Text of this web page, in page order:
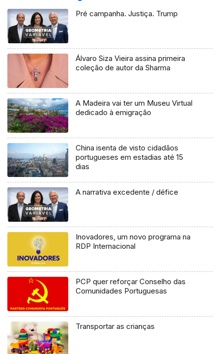
Pré campanha. Justiça. Trump
Álvaro Siza Vieira assina primeira
coleção de autor da Sharma
A Madeira vai ter um Museu Virtual
dedicado à emigração
China isenta de visto cidadãos
portugueses em estadias até 15
dias
A narrativa excedente / défice
Inovadores, um novo programa na
RDP Internacional
PCP quer reforçar Conselho das
Comunidades Portuguesas
Transportar as crianças